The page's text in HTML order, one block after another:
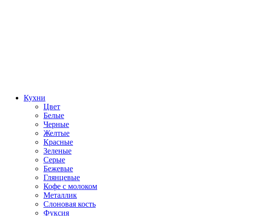
Кухни
Цвет
Белые
Черные
Желтые
Красные
Зеленые
Серые
Бежевые
Глянцевые
Кофе с молоком
Металлик
Слоновая кость
Фуксия